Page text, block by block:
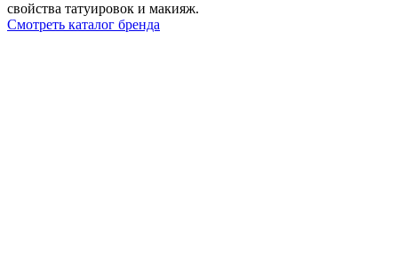
свойства татуировок и макияж.
Смотреть каталог бренда